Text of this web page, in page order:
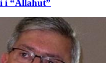
i “Allahut”